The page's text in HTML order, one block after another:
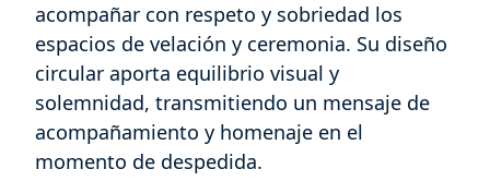
acompañar con respeto y sobriedad los
espacios de velación y ceremonia. Su diseño
circular aporta equilibrio visual y
solemnidad, transmitiendo un mensaje de
acompañamiento y homenaje en el
momento de despedida.